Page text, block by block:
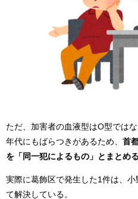
ただ、加害者の血液型はO型では
年代にもばらつきがあるため、 首
を「同一犯によるもの」とまとめ
実際に葛飾区で発生した1件は、
て解決している。